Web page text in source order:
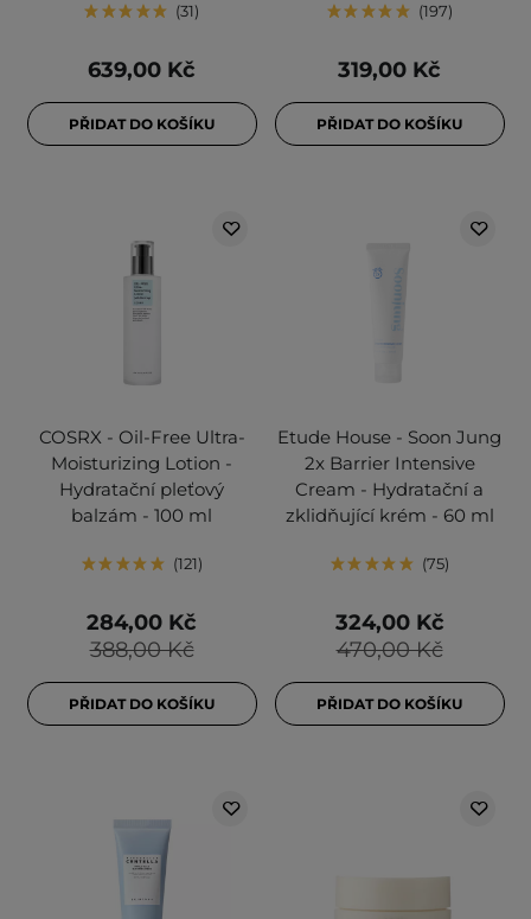
31
639,00 Kč
PŘIDAT DO KOŠÍKU
197
319,00 Kč
PŘIDAT DO KOŠÍKU
COSRX - Oil-Free Ultra-
Moisturizing Lotion -
Hydratační pleťový
balzám - 100 ml
121
388,00 Kč
284,00 Kč
PŘIDAT DO KOŠÍKU
Etude House - Soon Jung
2x Barrier Intensive
Cream - Hydratační a
zklidňující krém - 60 ml
75
470,00 Kč
324,00 Kč
PŘIDAT DO KOŠÍKU